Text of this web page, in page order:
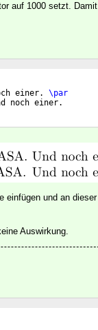
auf 1000 setzt.
einer. \par
noch einer.
einfügen und an
Auswirkung.